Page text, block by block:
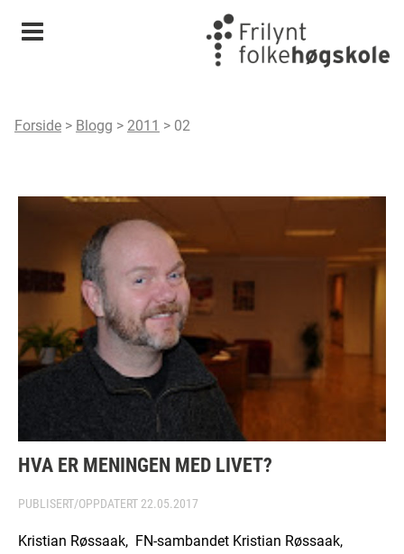
Meny
Forside > Blogg > 2011 > 02
HVA ER MENINGEN MED LIVET?
PUBLISERT/OPPDATERT 22.05.2017
Kristian Røssaak, FN-sambandet Kristian Røssaak,